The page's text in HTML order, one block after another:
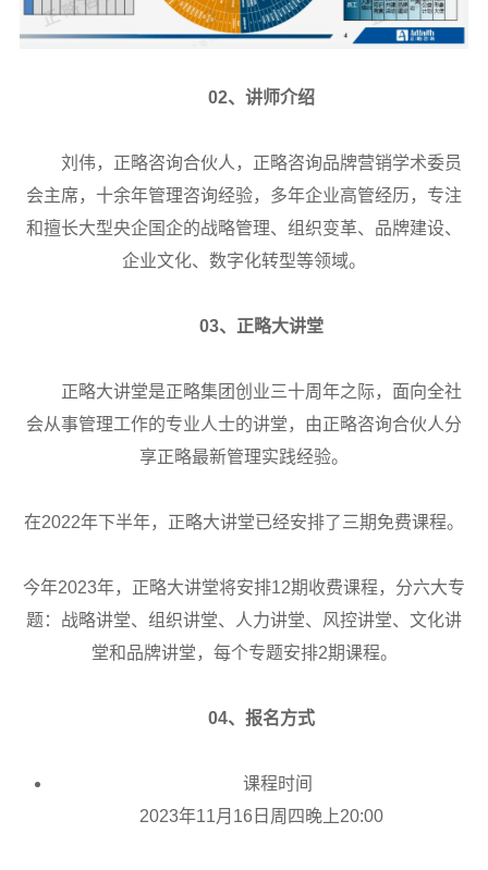
02、讲师介绍
刘伟，正略咨询合伙人，正略咨询品牌营销学术委员
会主席，十余年管理咨询经验，多年企业高管经历，专注
和擅长大型央企国企的战略管理、组织变革、品牌建设、
企业文化、数字化转型等领域。
03、正略大讲堂
正略大讲堂是正略集团创业三十周年之际，面向全社
会从事管理工作的专业人士的讲堂，由正略咨询合伙人分
享正略最新管理实践经验。
在2022年下半年，正略大讲堂已经安排了三期免费课程。
今年2023年，正略大讲堂将安排12期收费课程，分六大专
题：战略讲堂、组织讲堂、人力讲堂、风控讲堂、文化讲
堂和品牌讲堂，每个专题安排2期课程。
04、报名方式
课程时间
2023年11月16日周四晚上20:00